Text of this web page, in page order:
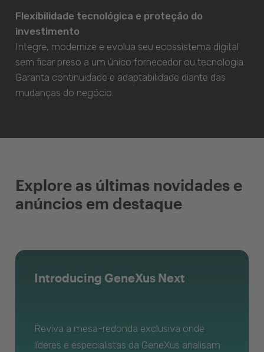
Flexibilidade tecnológica e proteção do
investimento
Integre, modernize e evolua seu ecossistema digital
sem ficar preso a um único fornecedor ou tecnologia.
Garanta continuidade e adaptabilidade diante das
mudanças do negócio.
Explore as últimas novidades e
anúncios em destaque
Introducing GeneXus Next
Reviva a mesa-redonda exclusiva onde
líderes e especialistas da GeneXus analisam